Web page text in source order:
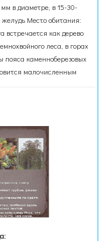
в диаметре, в 15-30-
Место обитания:
встречается как дерево
леса, в горах
каменноберезовых
малочисленным